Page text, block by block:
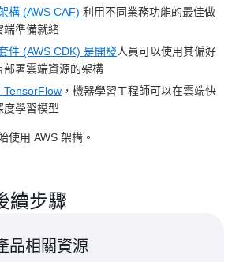
構 (AWS CAF) 利用不同業務功能的最佳做
端準備就緒
件 (AWS CDK) 是開發人員可以使用其偏好
部署雲端資源的架構
TensorFlow ，機器學習工程師可以在雲端快
度學習模型
使用 AWS 架構。
續步驟
品相關資源